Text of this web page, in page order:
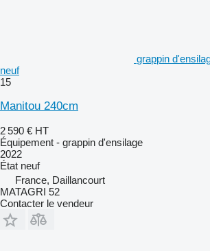
grappin
neuf
15
Manitou 240cm
2 590 € HT
Équipement - grappin d'ensilage
2022
État neuf
France, Daillancourt
MATAGRI 52
Contacter le vendeur